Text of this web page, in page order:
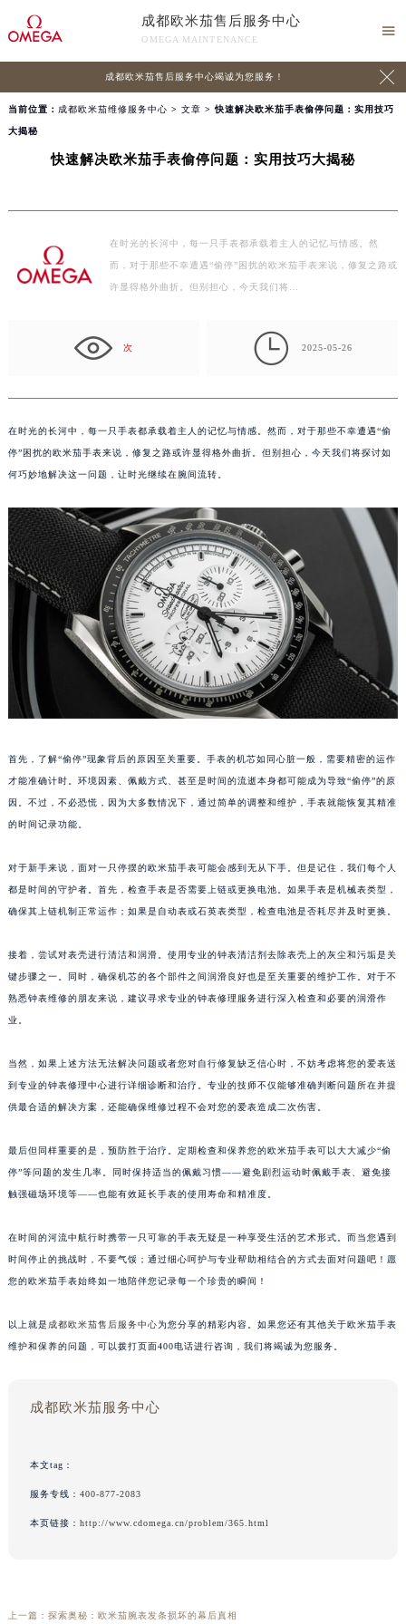
成都欧米茄售后服务中心
OMEGA MAINTENANCE

成都欧米茄售后服务中心竭诚为您服务！ 
当前位置： 成都欧米茄维修服务中心 > 文章 > 快速解决欧米茄手表偷停问题：实用技巧
大揭秘
快速解决欧米茄手表偷停问题：实用技巧大揭秘
在时光的长河中，每一只手表都承载着主人的记忆与情感。然
而，对于那些不幸遭遇“偷停”困扰的欧米茄手表来说，修复之路或
许显得格外曲折。但别担心，今天我们将…
次  2025-05-26
在时光的长河中，每一只手表都承载着主人的记忆与情感。然而，对于那些不幸遭遇“偷
停”困扰的欧米茄手表来说，修复之路或许显得格外曲折。但别担心，今天我们将探讨如
何巧妙地解决这一问题，让时光继续在腕间流转。
首先，了解“偷停”现象背后的原因至关重要。手表的机芯如同心脏一般，需要精密的运作
才能准确计时。环境因素、佩戴方式、甚至是时间的流逝本身都可能成为导致“偷停”的原
因。不过，不必恐慌，因为大多数情况下，通过简单的调整和维护，手表就能恢复其精准
的时间记录功能。
对于新手来说，面对一只停摆的欧米茄手表可能会感到无从下手。但是记住，我们每个人
都是时间的守护者。首先，检查手表是否需要上链或更换电池。如果手表是机械表类型，
确保其上链机制正常运作；如果是自动表或石英表类型，检查电池是否耗尽并及时更换。
接着，尝试对表壳进行清洁和润滑。使用专业的钟表清洁剂去除表壳上的灰尘和污垢是关
键步骤之一。同时，确保机芯的各个部件之间润滑良好也是至关重要的维护工作。对于不
熟悉钟表维修的朋友来说，建议寻求专业的钟表修理服务进行深入检查和必要的润滑作
业。
当然，如果上述方法无法解决问题或者您对自行修复缺乏信心时，不妨考虑将您的爱表送
到专业的钟表修理中心进行详细诊断和治疗。专业的技师不仅能够准确判断问题所在并提
供最合适的解决方案，还能确保维修过程不会对您的爱表造成二次伤害。
最后但同样重要的是，预防胜于治疗。定期检查和保养您的欧米茄手表可以大大减少“偷
停”等问题的发生几率。同时保持适当的佩戴习惯——避免剧烈运动时佩戴手表、避免接
触强磁场环境等——也能有效延长手表的使用寿命和精准度。
在时间的河流中航行时携带一只可靠的手表无疑是一种享受生活的艺术形式。而当您遇到
时间停止的挑战时，不要气馁；通过细心呵护与专业帮助相结合的方式去面对问题吧！愿
您的欧米茄手表始终如一地陪伴您记录每一个珍贵的瞬间！
以上就是 成都欧米茄售后服务中心为您分享的精彩内容。如果您还有其他关于欧米茄手表
维护和保养的问题，可以拨打页面400电话进行咨询，我们将竭诚为您服务。
成都欧米茄服务中心
本文tag：
服务专线： 400-877-2083
本页链接： http://www.cdomega.cn/problem/365.html
上一篇： 探索奥秘：欧米茄腕表发条损坏的幕后真相